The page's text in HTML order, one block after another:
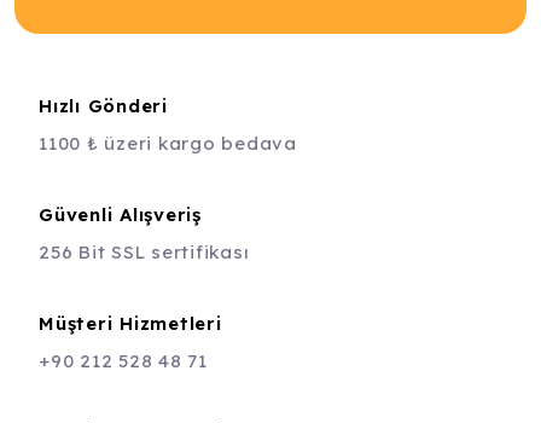
Hızlı Gönderi
1100 ₺ üzeri kargo bedava
Güvenli Alışveriş
256 Bit SSL sertifikası
Müşteri Hizmetleri
+90 212 528 48 71